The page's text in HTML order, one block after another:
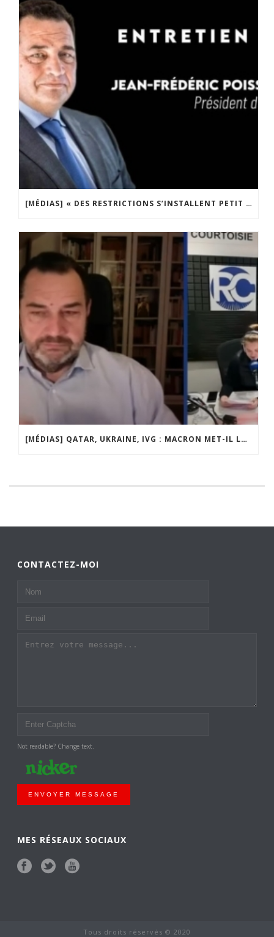
[MÉDIAS] « DES RESTRICTIONS S’INSTALLENT PETIT À PETIT DANS NOTRE PAYS » ENTRETIEN AVEC BOULEVARD VOLTAIRE
[MÉDIAS] QATAR, UKRAINE, IVG : MACRON MET-IL LA FRANCE EN DANGER ? JF POISSON INVITÉ DE LIGNE DROITE SUR RADIO COURTOISIE
CONTACTEZ-MOI
Not readable? Change text.
ENVOYER MESSAGE
MES RÉSEAUX SOCIAUX
Tous droits réservés © 2020